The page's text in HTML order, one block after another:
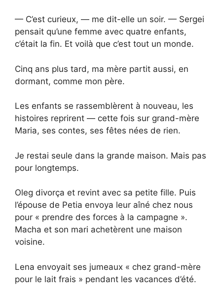
— C’est curieux, — me dit-elle un soir. — Sergei
pensait qu’une femme avec quatre enfants,
c’était la fin. Et voilà que c’est tout un monde.
Cinq ans plus tard, ma mère partit aussi, en
dormant, comme mon père.
Les enfants se rassemblèrent à nouveau, les
histoires reprirent — cette fois sur grand-mère
Maria, ses contes, ses fêtes nées de rien.
Je restai seule dans la grande maison. Mais pas
pour longtemps.
Oleg divorça et revint avec sa petite fille. Puis
l’épouse de Petia envoya leur aîné chez nous
pour « prendre des forces à la campagne ».
Macha et son mari achetèrent une maison
voisine.
Lena envoyait ses jumeaux « chez grand-mère
pour le lait frais » pendant les vacances d’été.